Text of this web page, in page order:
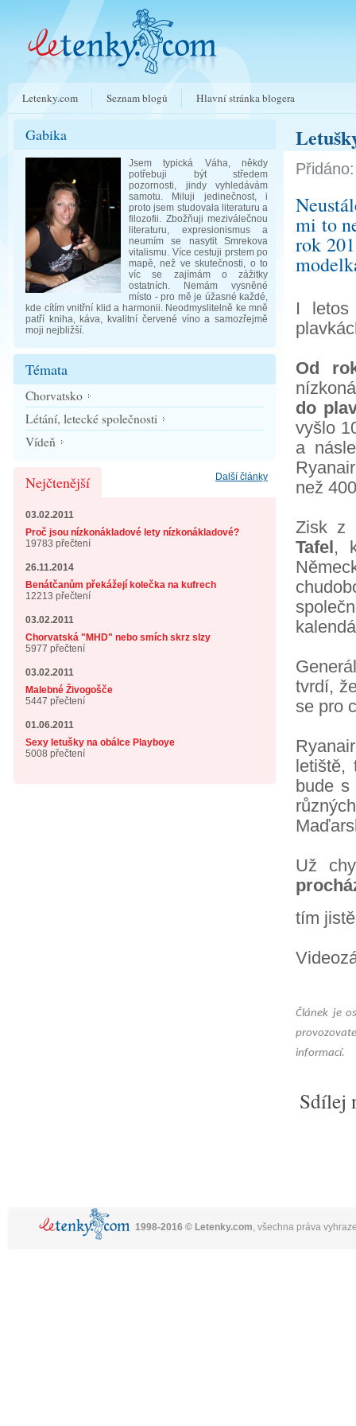
Letenky.com Seznam blogů Hlavní stránka blogera
Gabika
Jsem typická Váha, někdy
potřebuji být středem
pozornosti, jindy vyhledávám
samotu. Miluji jedinečnost, i
proto jsem studovala literaturu a
filozofii. Zbožňuji meziválečnou
literaturu, expresionismus a
neumím se nasytit Smrekova
vitalismu. Více cestuji prstem po
mapě, než ve skutečnosti, o to
víc se zajímám o zážitky
ostatních. Nemám vysněné
místo - pro mě je úžasné každé,
kde cítím vnitřní klid a harmonii. Neodmyslitelně ke mně
patří kniha, káva, kvalitní červené víno a samozřejmě
moji nejbližší.
Témata
Chorvatsko
Létání, letecké společnosti
Vídeň
Další články
Nejčtenější
03.02.2011
Proč jsou nízkonákladové lety nízkonákladové?
19783 přečtení
26.11.2014
Benátčanům překážejí kolečka na kufrech
12213 přečtení
03.02.2011
Chorvatská "MHD" nebo smích skrz slzy
5977 přečtení
03.02.2011
Malebné Živogošče
5447 přečtení
01.06.2011
Sexy letušky na obálce Playboye
5008 přečtení
mi to
rok
I
Od
do
vyšlo
a
než
Zisk z
Tafel,
tvrdí,
se pro
letiště,
bude s
Už
tím
Článek je
informací.
Sdílej
1998-2016 © Letenky.com, všechna práva